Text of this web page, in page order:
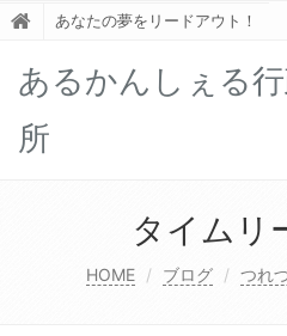
あなたの夢をリードアウト！
あるかんしぇる
所
タイムリ
HOME ブログ つれ